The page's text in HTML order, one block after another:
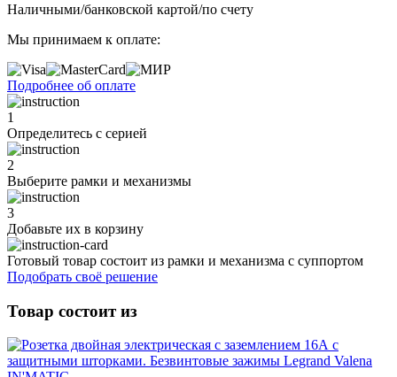
Наличными/банковской картой/по счету
Мы принимаем к оплате:
Подробнее об оплате
1
Определитесь с серией
2
Выберите рамки и механизмы
3
Добавьте их в корзину
Готовый товар состоит из рамки и механизма с суппортом
Подобрать своё решение
Товар состоит из